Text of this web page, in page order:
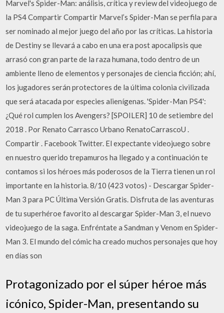
Marvel's Spider-Man: análisis, crítica y review del videojuego de
la PS4 Compartir Compartir Marvel’s Spider-Man se perfila para
ser nominado al mejor juego del año por las críticas. La historia
de Destiny se llevará a cabo en una era post apocalipsis que
arrasó con gran parte de la raza humana, todo dentro de un
ambiente lleno de elementos y personajes de ciencia ficción; ahí,
los jugadores serán protectores de la última colonia civilizada
que será atacada por especies alienígenas. 'Spider-Man PS4':
¿Qué rol cumplen los Avengers? [SPOILER] 10 de setiembre del
2018 . Por Renato Carrasco Urbano RenatoCarrascoU .
Compartir . Facebook Twitter. El expectante videojuego sobre
en nuestro querido trepamuros ha llegado y a continuación te
contamos si los héroes más poderosos de la Tierra tienen un rol
importante en la historia. 8/10 (423 votos) - Descargar Spider-
Man 3 para PC Última Versión Gratis. Disfruta de las aventuras
de tu superhéroe favorito al descargar Spider-Man 3, el nuevo
videojuego de la saga. Enfréntate a Sandman y Venom en Spider-
Man 3. El mundo del cómic ha creado muchos personajes que hoy
en días son
Protagonizado por el súper héroe más
icónico, Spider-Man, presentando su